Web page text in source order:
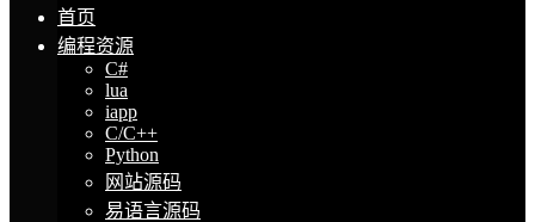
首页
编程资源
C#
lua
iapp
C/C++
Python
网站源码
易语言源码